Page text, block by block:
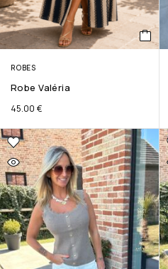
ROBES
Robe Valéria
45.00 €